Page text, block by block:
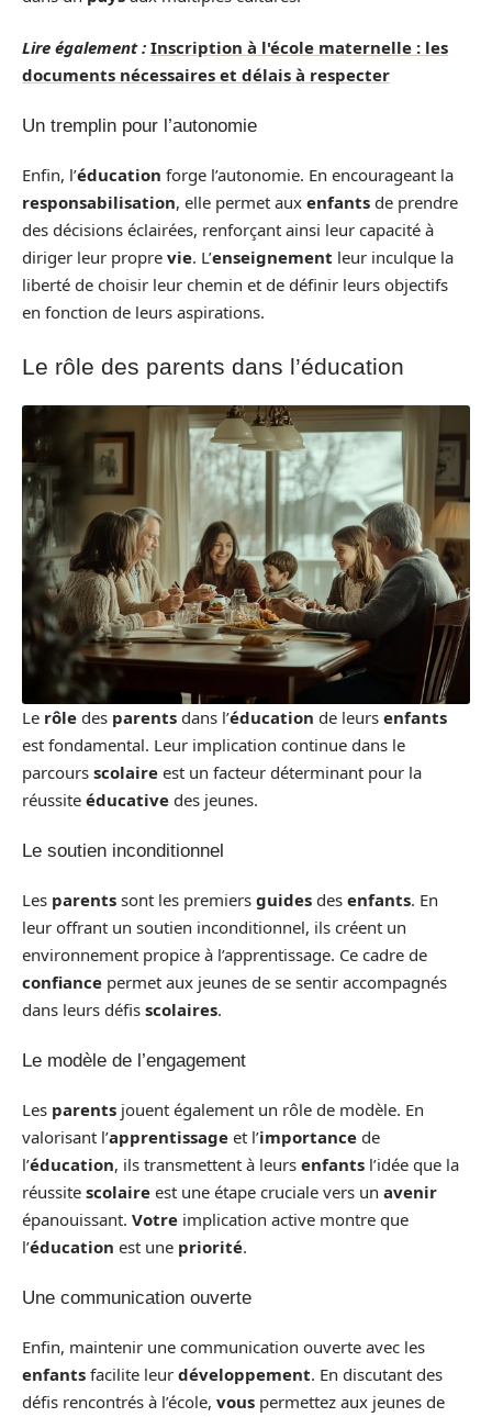
Lire également : Inscription à l'école maternelle : les
documents nécessaires et délais à respecter
Un tremplin pour l’autonomie
Enfin, l’éducation forge l’autonomie. En encourageant la
responsabilisation, elle permet aux enfants de prendre
des décisions éclairées, renforçant ainsi leur capacité à
diriger leur propre vie. L’enseignement leur inculque la
liberté de choisir leur chemin et de définir leurs objectifs
en fonction de leurs aspirations.
Le rôle des parents dans l’éducation
Le rôle des parents dans l’éducation de leurs enfants
est fondamental. Leur implication continue dans le
parcours scolaire est un facteur déterminant pour la
réussite éducative des jeunes.
Le soutien inconditionnel
Les parents sont les premiers guides des enfants. En
leur offrant un soutien inconditionnel, ils créent un
environnement propice à l’apprentissage. Ce cadre de
confiance permet aux jeunes de se sentir accompagnés
dans leurs défis scolaires.
Le modèle de l’engagement
Les parents jouent également un rôle de modèle. En
valorisant l’apprentissage et l’importance de
l’éducation, ils transmettent à leurs enfants l’idée que la
réussite scolaire est une étape cruciale vers un avenir
épanouissant. Votre implication active montre que
l’éducation est une priorité.
Une communication ouverte
Enfin, maintenir une communication ouverte avec les
enfants facilite leur développement. En discutant des
défis rencontrés à l’école, vous permettez aux jeunes de